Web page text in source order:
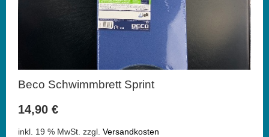
Beco Schwimmbrett Sprint
14,90 €
inkl. 19 % MwSt. zzgl. Versandkosten